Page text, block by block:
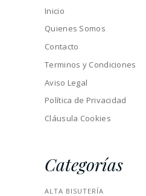
Inicio
Quienes Somos
Contacto
Terminos y Condiciones
Aviso Legal
Política de Privacidad
Cláusula Cookies
Categorías
ALTA BISUTERÍA